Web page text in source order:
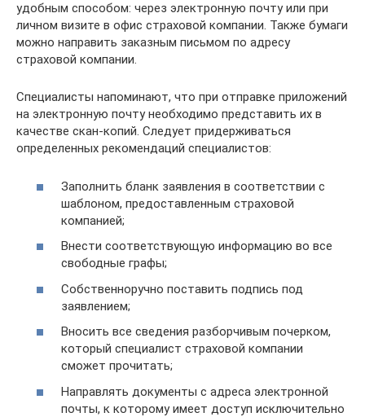
удобным способом: через электронную почту или при
личном визите в офис страховой компании. Также бумаги
можно направить заказным письмом по адресу
страховой компании.
Специалисты напоминают, что при отправке приложений
на электронную почту необходимо представить их в
качестве скан-копий. Следует придерживаться
определенных рекомендаций специалистов:
Заполнить бланк заявления в соответствии с
шаблоном, предоставленным страховой
компанией;
Внести соответствующую информацию во все
свободные графы;
Собственноручно поставить подпись под
заявлением;
Вносить все сведения разборчивым почерком,
который специалист страховой компании
сможет прочитать;
Направлять документы с адреса электронной
почты, к которому имеет доступ исключительно